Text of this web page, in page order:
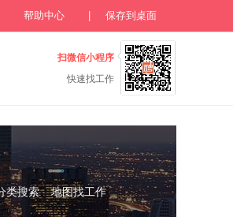
帮助中心 保存到桌面
扫微信小程序
快速找工作
类搜索 地图找工作